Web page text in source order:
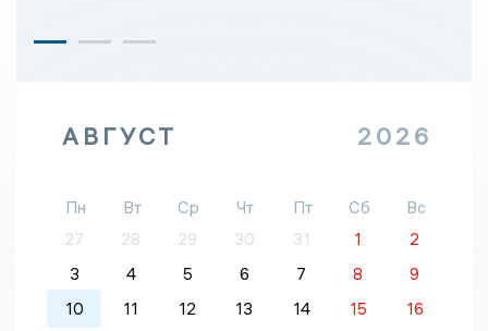
АВГУСТ 2026
Пн Вт Ср Чт Пт Сб
Вс
27
28 29 30 31 1
2
3
4 5 6 7 8
9
10
11 12 13 14 15
16